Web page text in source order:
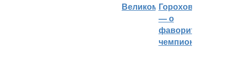
Великом Горохов
— о
фаворитах
чемпионата